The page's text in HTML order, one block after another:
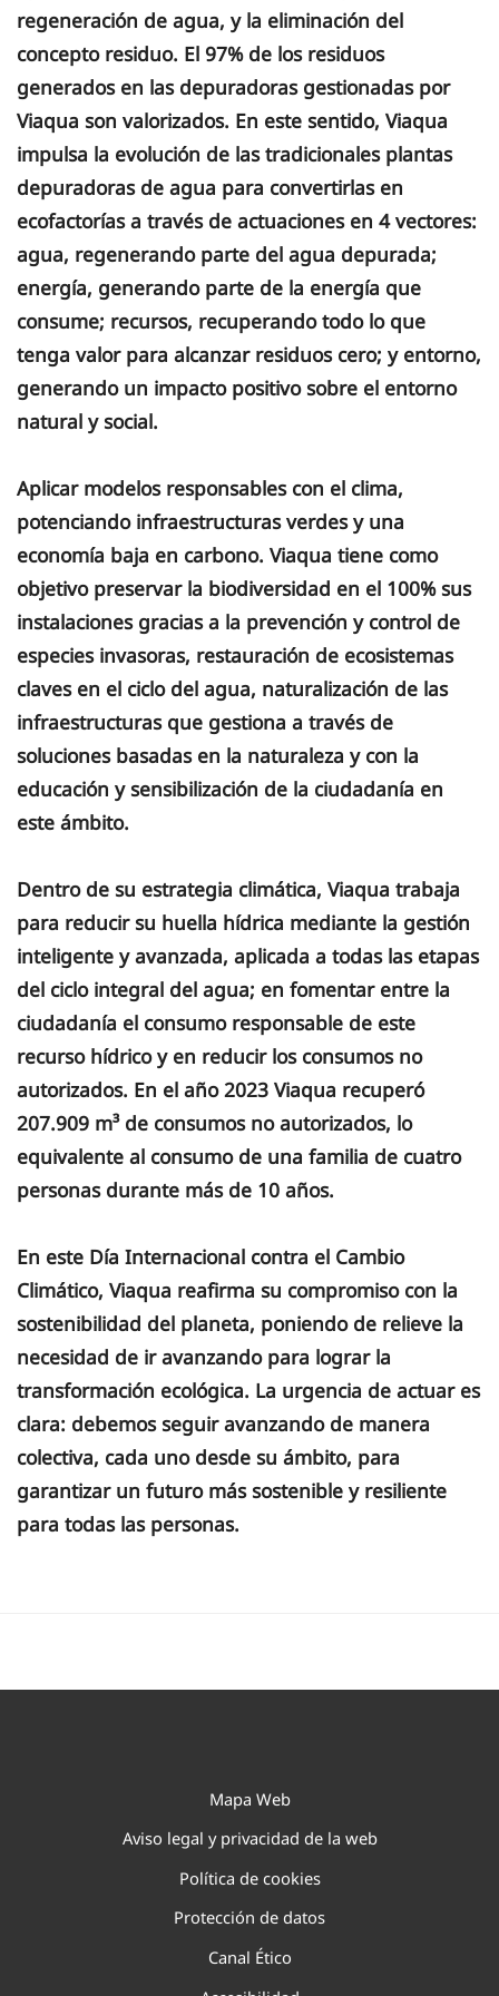
regeneración de agua, y la eliminación del
concepto residuo. El 97% de los residuos
generados en las depuradoras gestionadas por
Viaqua son valorizados. En este sentido, Viaqua
impulsa la evolución de las tradicionales plantas
depuradoras de agua para convertirlas en
ecofactorías a través de actuaciones en 4 vectores:
agua, regenerando parte del agua depurada;
energía, generando parte de la energía que
consume; recursos, recuperando todo lo que
tenga valor para alcanzar residuos cero; y entorno,
generando un impacto positivo sobre el entorno
natural y social.
Aplicar modelos responsables con el clima,
potenciando infraestructuras verdes y una
economía baja en carbono. Viaqua tiene como
objetivo preservar la biodiversidad en el 100% sus
instalaciones gracias a la prevención y control de
especies invasoras, restauración de ecosistemas
claves en el ciclo del agua, naturalización de las
infraestructuras que gestiona a través de
soluciones basadas en la naturaleza y con la
educación y sensibilización de la ciudadanía en
este ámbito.
Dentro de su estrategia climática, Viaqua trabaja
para reducir su huella hídrica mediante la gestión
inteligente y avanzada, aplicada a todas las etapas
del ciclo integral del agua; en fomentar entre la
ciudadanía el consumo responsable de este
recurso hídrico y en reducir los consumos no
autorizados. En el año 2023 Viaqua recuperó
207.909 m³ de consumos no autorizados, lo
equivalente al consumo de una familia de cuatro
personas durante más de 10 años.
En este Día Internacional contra el Cambio
Climático, Viaqua reafirma su compromiso con la
sostenibilidad del planeta, poniendo de relieve la
necesidad de ir avanzando para lograr la
transformación ecológica. La urgencia de actuar es
clara: debemos seguir avanzando de manera
colectiva, cada uno desde su ámbito, para
garantizar un futuro más sostenible y resiliente
para todas las personas.
Mapa Web
Aviso legal y privacidad de la web
Política de cookies
Protección de datos
Canal Ético